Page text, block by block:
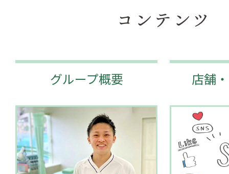
コンテンツ
グループ概要 店舗